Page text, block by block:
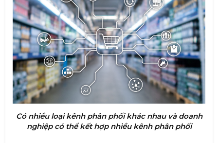
Có nhiều loại kênh phân phối khác nhau và doanh
nghiệp có thể kết hợp nhiều kênh phân phối